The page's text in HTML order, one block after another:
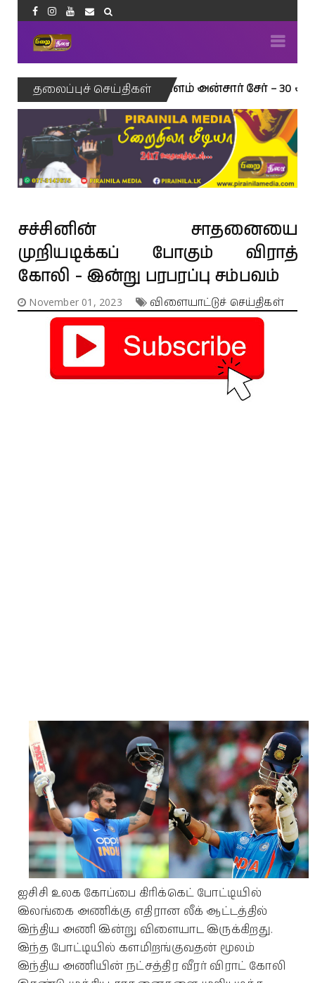
தலைப்புச் செய்திகள்
அடையாளம் அன்சார் சேர் – 30 ஆண்டுகள்
சச்சினின் சாதனையை
முறியடிக்கப் போகும் விராத்
கோலி - இன்று பரபரப்பு சம்பவம்
November 01, 2023 விளையாட்டுச் செய்திகள்
ஐசிசி உலக கோப்பை கிரிக்கெட் போட்டியில்
இலங்கை அணிக்கு எதிரான லீக் ஆட்டத்தில்
இந்திய அணி இன்று விளையாட இருக்கிறது.
இந்த போட்டியில் களமிறங்குவதன் மூலம்
இந்திய அணியின் நட்சத்திர வீரர் விராட் கோலி